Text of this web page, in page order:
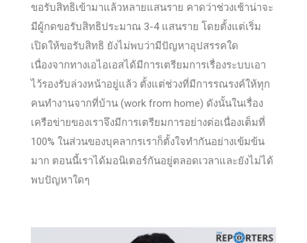
ขอรับสิทธิเข้ามาแล้วหลายแสนราย คาดว่าช่วงเช้าน่าจะ
มีผู้กดขอรับสิทธิประมาณ 3-4 แสนราย โดยตั้งแต่เริ่ม
เปิดให้ขอรับสิทธิ ยังไม่พบว่ามีปัญหาอุปสรรคใด
เนื่องจากทางเอไอเอสได้มีการเตรียมการเรื่องระบบเอา
ไว้รองรับล่วงหน้าอยู่แล้ว ตั้งแต่ช่วงที่มีการรณรงค์ให้ทุก
คนทำงานจากที่บ้าน (work from home) ดังนั้นในเรื่อง
เครือข่ายของเราจึงมีการเตรียมการอย่างต่อเนื่องเต็มที่
100% ในส่วนของบุคลากรเราก็ตั้งใจทำกันอย่างเข้มข้น
มาก ตอนนี้เราได้มอนิเตอร์กันอยู่ตลอดเวลาและยังไม่ได้
พบปัญหาใดๆ